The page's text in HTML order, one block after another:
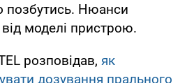
позбутись. Нюанси
моделі пристрою.
розповідав, як
дозування прального